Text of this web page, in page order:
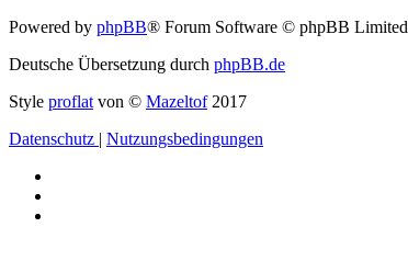
Powered by phpBB® Forum Software © phpBB Limited
Deutsche Übersetzung durch phpBB.de
Style proflat von © Mazeltof2017
Datenschutz | Nutzungsbedingungen